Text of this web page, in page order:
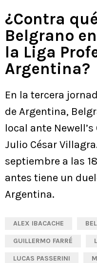
¿Contra
Belgrano
la Liga
Argentina?
En la tercera
de Argentina,
local ante
Julio César
septiembre a las
antes tiene un
Argentina.
ALEX IBACACHE
GUILLERMO FARRÉ
LUCAS PASSERINI